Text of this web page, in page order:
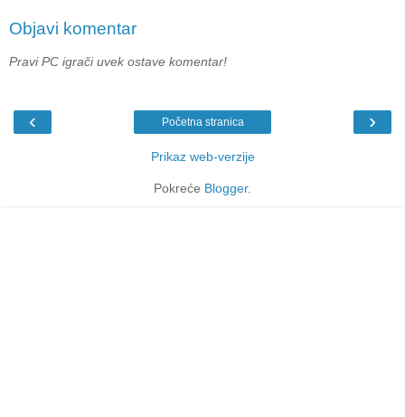
Objavi komentar
Pravi PC igrači uvek ostave komentar!
‹ ›
Početna stranica
Prikaz web-verzije
Pokreće Blogger.